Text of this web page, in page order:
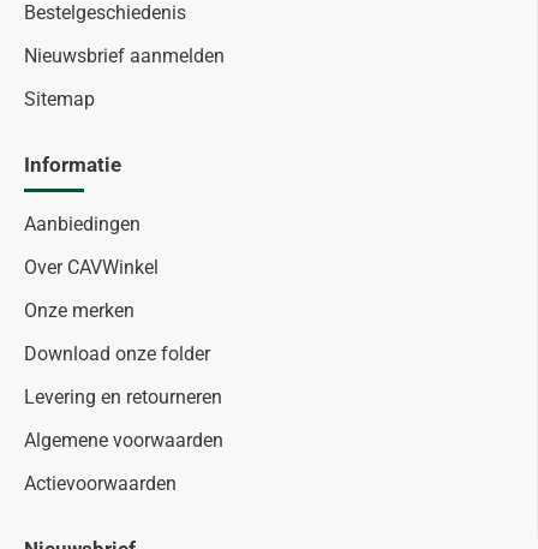
Bestelgeschiedenis
Nieuwsbrief aanmelden
Sitemap
Informatie
Aanbiedingen
Over CAVWinkel
Onze merken
Download onze folder
Levering en retourneren
Algemene voorwaarden
Actievoorwaarden